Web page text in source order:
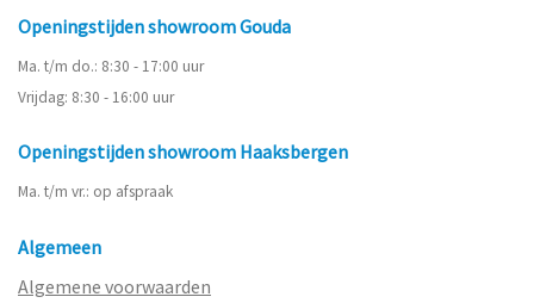
Openingstijden showroom Gouda
Ma. t/m do.: 8:30 - 17:00 uur
Vrijdag: 8:30 - 16:00 uur
Openingstijden showroom Haaksbergen
Ma. t/m vr.: op afspraak
Algemeen
Algemene voorwaarden